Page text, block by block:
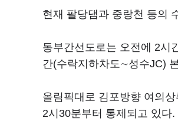
현재 팔당댐과 중랑천 등의
동부간선도로는 오전에 2시
간(수락지하차도∼성수JC)
올림픽대로 김포방향 여의
2시30분부터 통제되고 있다